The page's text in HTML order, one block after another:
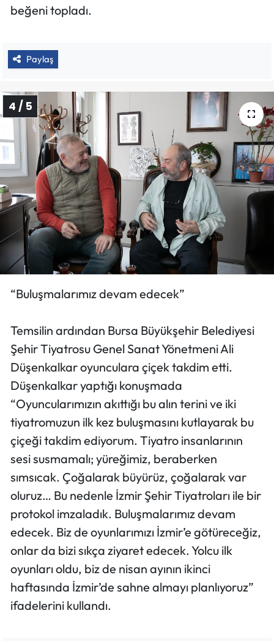
beğeni topladı.
Paylaş
4 / 5
“Buluşmalarımız devam edecek”
Temsilin ardından Bursa Büyükşehir Belediyesi
Şehir Tiyatrosu Genel Sanat Yönetmeni Ali
Düşenkalkar oyunculara çiçek takdim etti.
Düşenkalkar yaptığı konuşmada
“Oyuncularımızın akıttığı bu alın terini ve iki
tiyatromuzun ilk kez buluşmasını kutlayarak bu
çiçeği takdim ediyorum. Tiyatro insanlarının
sesi susmamalı; yüreğimiz, beraberken
sımsıcak. Çoğalarak büyürüz, çoğalarak var
oluruz… Bu nedenle İzmir Şehir Tiyatroları ile bir
protokol imzaladık. Buluşmalarımız devam
edecek. Biz de oyunlarımızı İzmir’e götüreceğiz,
onlar da bizi sıkça ziyaret edecek. Yolcu ilk
oyunları oldu, biz de nisan ayının ikinci
haftasında İzmir’de sahne almayı planlıyoruz”
ifadelerini kullandı.